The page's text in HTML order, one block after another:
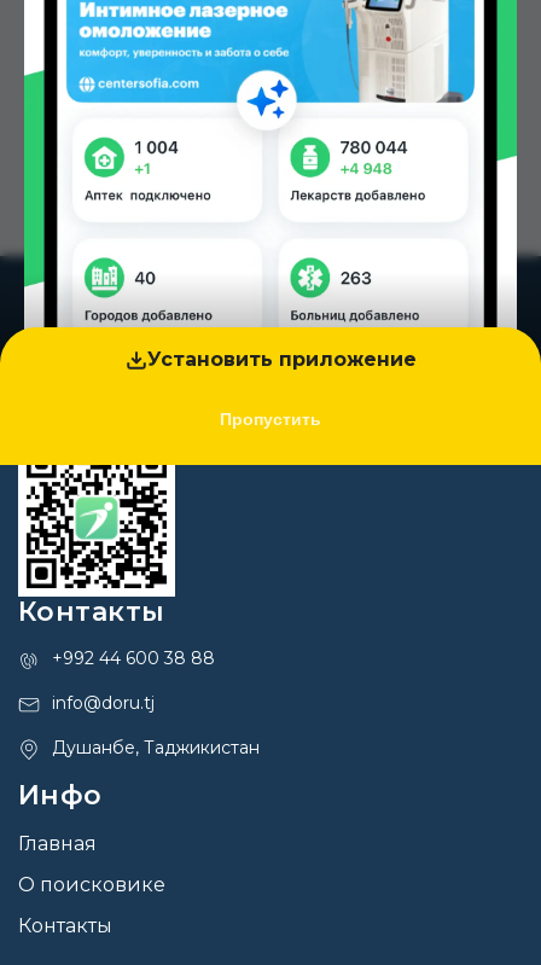
Установить приложение
Пропустить
Контакты
+992 44 600 38 88
info@doru.tj
Душанбе, Таджикистан
Инфо
Главная
О поисковике
Контакты